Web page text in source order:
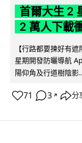
首爾大生 2
2 萬人下載
【行路都要揀好有
星期開發防曬導航
陽仰角及行道樹陰影
71 3 ↗ 分